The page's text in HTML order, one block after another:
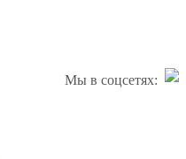
Мы в соцсетях: